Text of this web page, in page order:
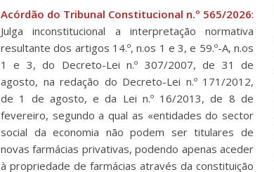
Acórdão do Tribunal Constitucional n.º 565/2026:
Julga inconstitucional a interpretação normativa
resultante dos artigos 14.º, n.os 1 e 3, e 59.º-A, n.os
1 e 3, do Decreto-Lei n.º 307/2007, de 31 de
agosto, na redação do Decreto-Lei n.º 171/2012,
de 1 de agosto, e da Lei n.º 16/2013, de 8 de
fevereiro, segundo a qual as «entidades do sector
social da economia não podem ser titulares de
novas farmácias privativas, podendo apenas aceder
à propriedade de farmácias através da constituição